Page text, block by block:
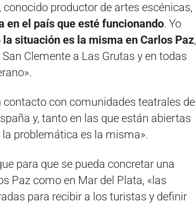
productor de artes escénicas,
en el país que esté funcionando. Yo
la situación es la misma en Carlos Paz,
Clemente a Las Grutas y en todas
contacto con comunidades teatrales de
y, tanto en las que están abiertas
problemática es la misma».
para que se pueda concretar una
Paz como en Mar del Plata, «las
para recibir a los turistas y definir